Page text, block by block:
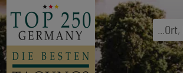
...Ort,